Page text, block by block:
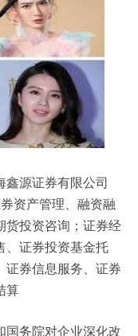
源证券有限公司
资产管理、融资融
货投资咨询；证券经
、证券投资基金托
证券信息服务、证券
算
国务院对企业深化改